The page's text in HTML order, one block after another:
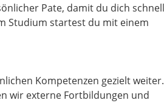
Pate, damit du dich schnell
Studium startest du mit einem
Kompetenzen gezielt weiter.
wir externe Fortbildungen und